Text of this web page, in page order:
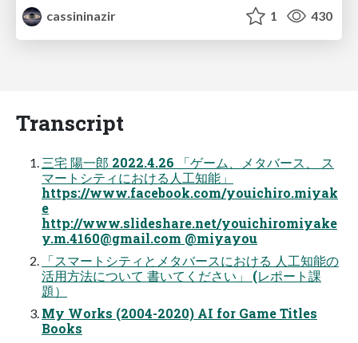
cassininazir
1 430
Transcript
三宅 陽一郎 2022.4.26 「ゲーム、メタバース、 ス
マートシティにおける人工知能」
https://www.facebook.com/youichiro.miyak
e
http://www.slideshare.net/youichiromiyake
y.m.4160@gmail.com @miyayou
「スマートシティとメタバースにおける 人工知能の
活用方法について 書いてください」 (レポート課
題）
My Works (2004-2020) AI for Game Titles
Books